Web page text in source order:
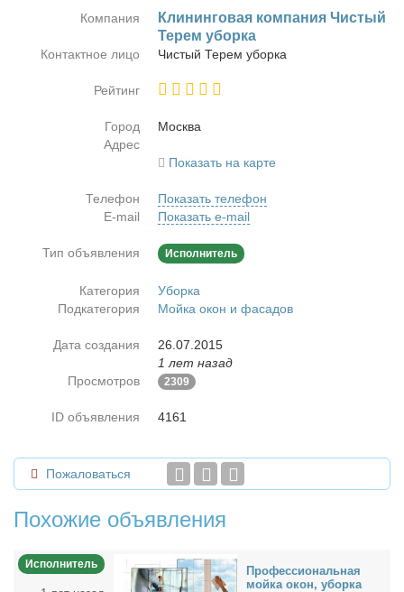
Компания
Кли­нин­го­вая ком­па­ния Чи­стый
Те­рем убор­ка
Контактное лицо Чи­стый Те­рем убор­ка
Рейтинг
Город
Москва
Адрес
Показать на карте
Телефон
Показать телефон
E-mail
Показать e-mail
Тип объявления Исполнитель
Категория
Уборка
Подкатегория
Мойка окон и фасадов
Дата создания
26.07.2015
1 лет назад
Просмотров
2309
ID объявления 4161
Пожаловаться
Похожие объявления
Исполнитель
Про­фес­сио­наль­ная
мой­ка окон, убор­ка